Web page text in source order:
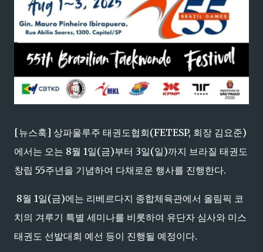
[뉴스훅] 상파울루주 태권도협회(FETESP, 회장 김요준)
에서는 오는 8월 1일(금)부터 3일(일)까지 브라질 태권도
창립 55주년을 기념하여 다채로운 행사를 진행한다.
8월 1일(금)에는 리베르다지 종합체육관에서 올림픽 코
치의 겨루기 특별 세미나를 비롯하여 유단자 심사와 미스
태권도 선발대회 예선 등이 진행될 예정이다.